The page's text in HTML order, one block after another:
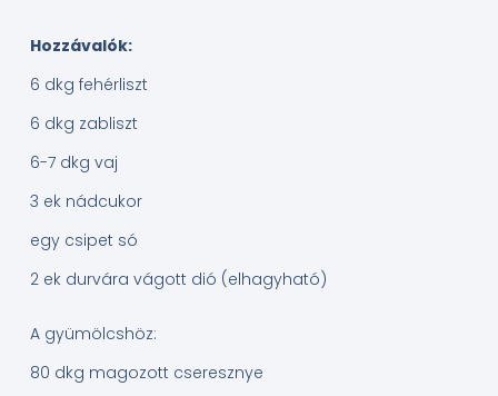
Hozzávalók:
6 dkg fehérliszt
6 dkg zabliszt
6-7 dkg vaj
3 ek nádcukor
egy csipet só
2 ek durvára vágott dió (elhagyható)
A gyümölcshöz:
80 dkg magozott cseresznye